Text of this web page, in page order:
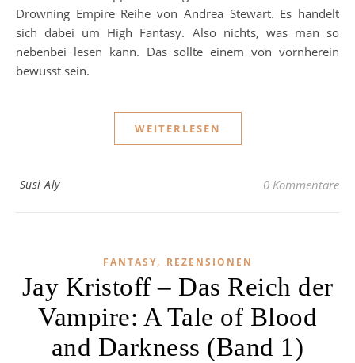
Drowning Empire Reihe von Andrea Stewart. Es handelt
sich dabei um High Fantasy. Also nichts, was man so
nebenbei lesen kann. Das sollte einem von vornherein
bewusst sein.
WEITERLESEN
Susi Aly 0 Kommentare
FANTASY, REZENSIONEN
Jay Kristoff – Das Reich der
Vampire: A Tale of Blood
and Darkness (Band 1)